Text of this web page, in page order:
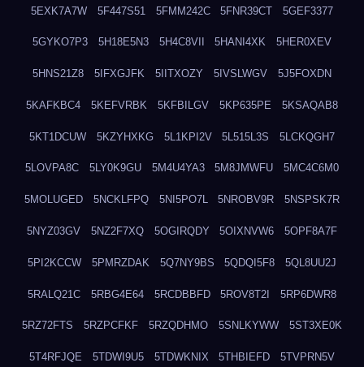
5EXK7A7W 5F447S51 5FMM242C 5FNR39CT 5GEF3377
5GYKO7P3 5H18E5N3 5H4C8VII 5HANI4XK 5HER0XEV
5HNS21Z8 5IFXGJFK 5IITXOZY 5IVSLWGV 5J5FOXDN
5KAFKBC4 5KEFVRBK 5KFBILGV 5KP635PE 5KSAQAB8
5KT1DCUW 5KZYHXKG 5L1KPI2V 5L515L3S 5LCKQGH7
5LOVPA8C 5LY0K9GU 5M4U4YA3 5M8JMWFU 5MC4C6M0
5MOLUGED 5NCKLFPQ 5NI5PO7L 5NROBV9R 5NSPSK7R
5NYZ03GV 5NZ2F7XQ 5OGIRQDY 5OIXNVW6 5OPF8A7F
5PI2KCCW 5PMRZDAK 5Q7NY9BS 5QDQI5F8 5QL8UU2J
5RALQ21C 5RBG4E64 5RCDBBFD 5ROV8T2I 5RP6DWR8
5RZ72FTS 5RZPCFKF 5RZQDHMO 5SNLKYWW 5ST3XE0K
5T4RFJQE 5TDWI9U5 5TDWKNIX 5THBIEFD 5TVPRN5V